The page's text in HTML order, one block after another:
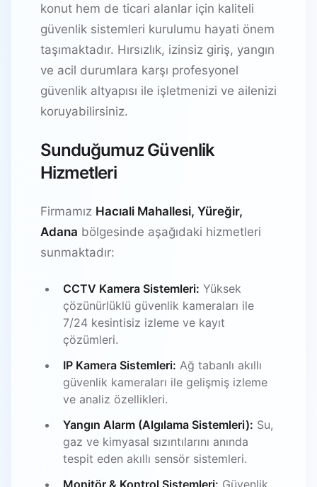
konut hem de ticari alanlar için kaliteli
güvenlik sistemleri kurulumu hayati önem
taşımaktadır. Hırsızlık, izinsiz giriş, yangın
ve acil durumlara karşı profesyonel
güvenlik altyapısı ile işletmenizi ve ailenizi
koruyabilirsiniz.
Sunduğumuz Güvenlik
Hizmetleri
Firmamız Hacıali Mahallesi, Yüreğir,
Adana bölgesinde aşağıdaki hizmetleri
sunmaktadır:
CCTV Kamera Sistemleri: Yüksek
çözünürlüklü güvenlik kameraları ile
7/24 kesintisiz izleme ve kayıt
çözümleri.
IP Kamera Sistemleri: Ağ tabanlı akıllı
güvenlik kameraları ile gelişmiş izleme
ve analiz özellikleri.
Yangın Alarm (Algılama Sistemleri): Su,
gaz ve kimyasal sızıntılarını anında
tespit eden akıllı sensör sistemleri.
Monitör & Kontrol Sistemleri: Güvenlik